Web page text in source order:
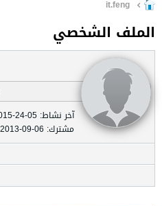
الملف الشخصي
آخر نشاط: 05-24-2015, 02:56 AM
مشترك: 06-09-2013